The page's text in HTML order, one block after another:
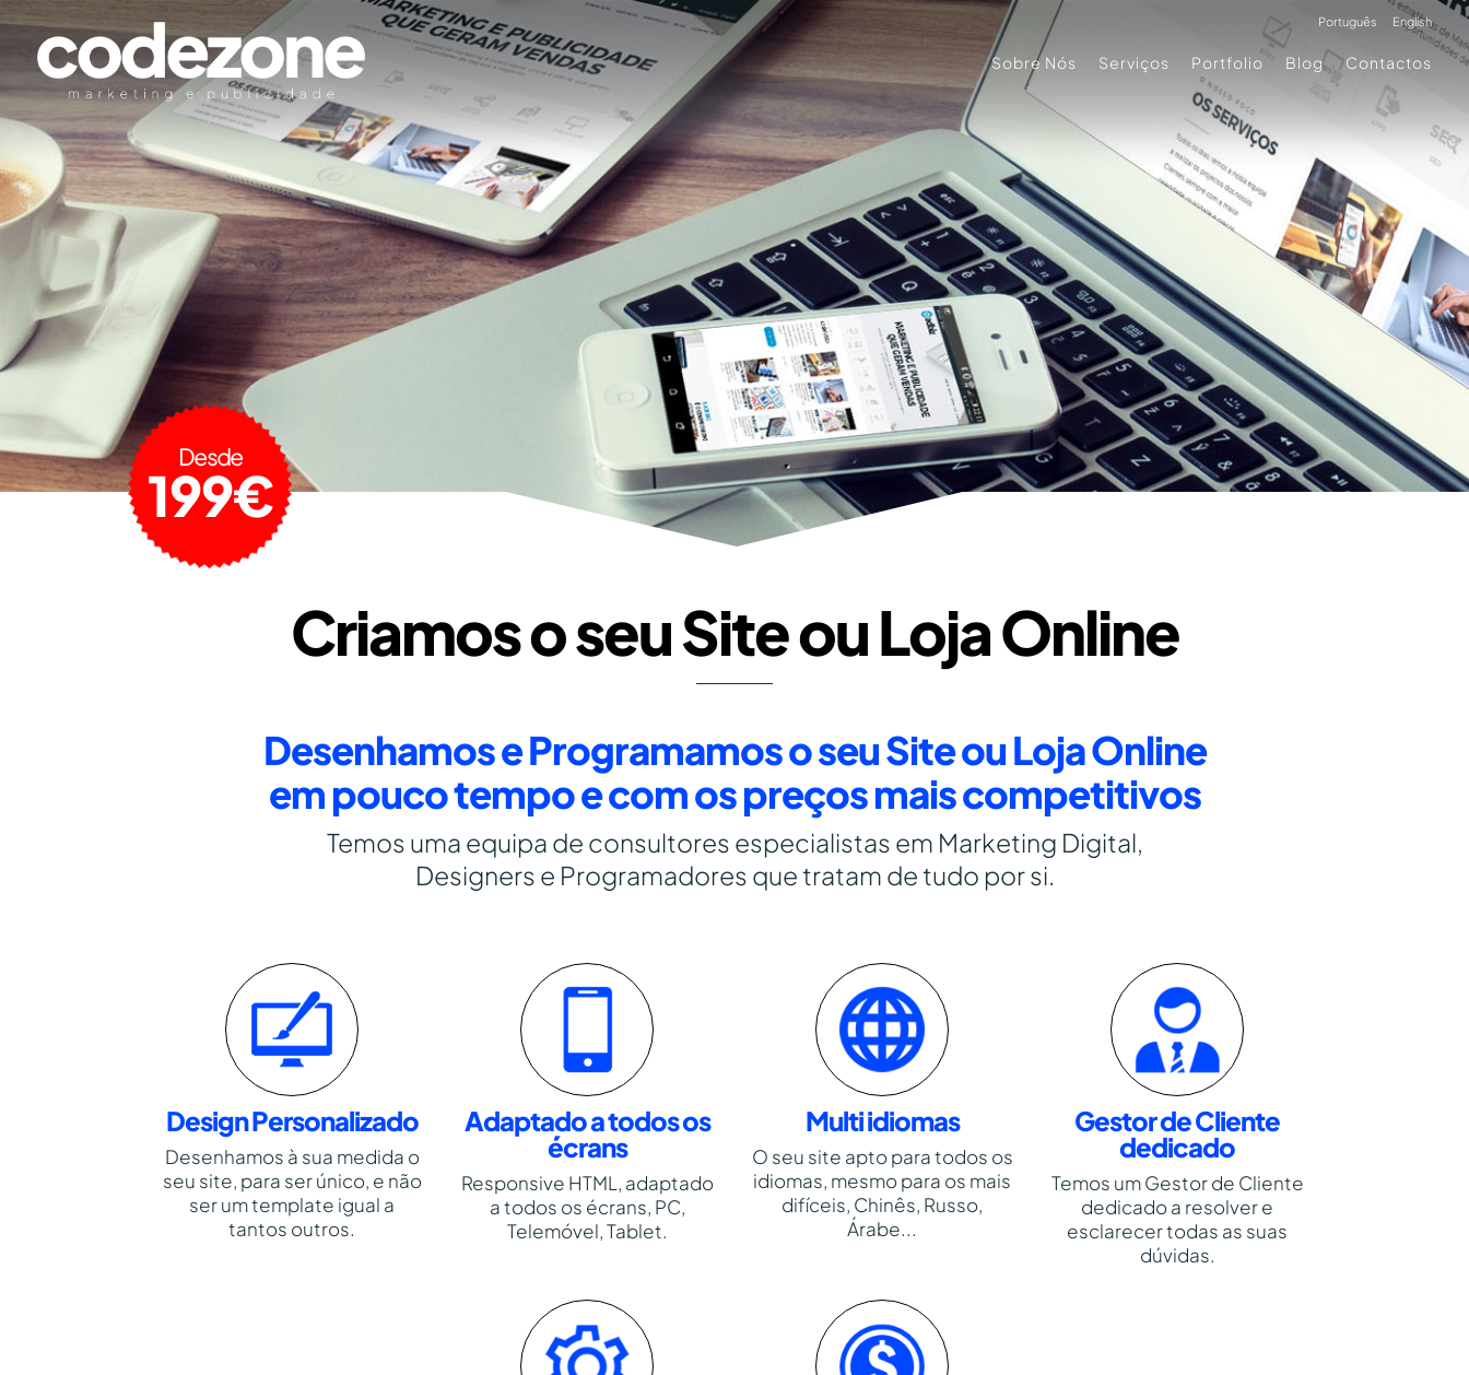
Sobre Nós Serviços Portfolio Blog Contactos
Português English
Desde
199€
Criamos o seu Site ou Loja Online
Desenhamos e Programamos o seu Site ou Loja Online
em pouco tempo e com os preços mais competitivos
Temos uma equipa de consultores especialistas em Marketing Digital,
Designers e Programadores que tratam de tudo por si.
Design Personalizado
Desenhamos à sua medida o
seu site, para ser único, e não
ser um template igual a
tantos outros.
Adaptado a todos os
écrans
Responsive HTML, adaptado
a todos os écrans, PC,
Telemóvel, Tablet.
Multi idiomas
O seu site apto para todos os
idiomas, mesmo para os mais
difíceis, Chinês, Russo,
Árabe...
Gestor de Cliente
dedicado
Temos um Gestor de Cliente
dedicado a resolver e
esclarecer todas as suas
dúvidas.